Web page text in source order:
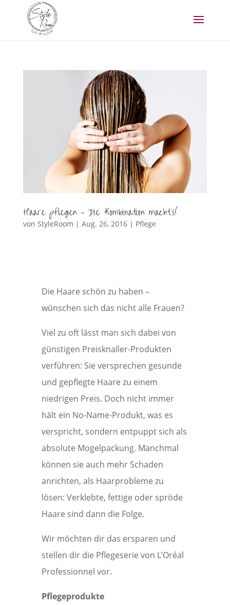
Haare pflegen – Die Kombination macht´s!
von StyleRoom | Aug. 26, 2016| Pflege
Die Haare schön zu haben –
wünschen sich das nicht alle Frauen?
Viel zu oft lässt man sich dabei von
günstigen Preisknaller-Produkten
verführen: Sie versprechen gesunde
und gepflegte Haare zu einem
niedrigen Preis. Doch nicht immer
hält ein No-Name-Produkt, was es
verspricht, sondern entpuppt sich als
absolute Mogelpackung. Manchmal
können sie auch mehr Schaden
anrichten, als Haarprobleme zu
lösen: Verklebte, fettige oder spröde
Haare sind dann die Folge.
Wir möchten dir das ersparen und
stellen dir die Pflegeserie von L’Oréal
Professionnel vor.
Pflegeprodukte